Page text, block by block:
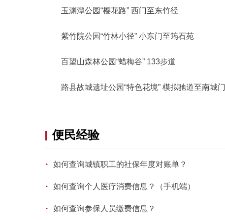
玉渊潭公园“樱花路” 西门至东竹径
紫竹院公园“竹林小径” 小东门至筠石苑
百望山森林公园“蜡梅谷” 133步道
路县故城遗址公园“特色花境” 模拟驰道至南城门
便民经验
· 如何查询城镇职工的社保年度对账单？
· 如何查询个人医疗消费信息？（手机端）
· 如何查询参保人员缴费信息？